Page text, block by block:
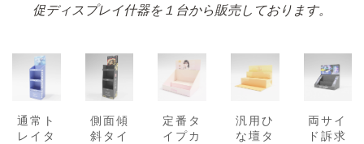
促ディスプレイ什器を１台から販売しております。
通常ト
レイタ
側面傾
斜タイ
定番タ
イプカ
汎用ひ
な壇タ
両サイ
ド訴求